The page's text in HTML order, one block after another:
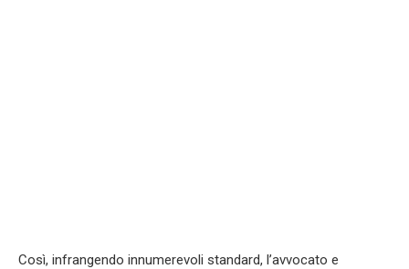
Così, infrangendo innumerevoli standard, l’avvocato e